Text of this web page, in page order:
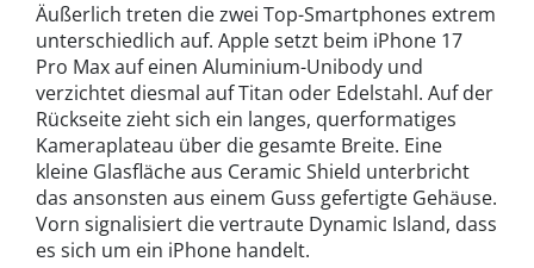
Äußerlich treten die zwei Top-Smartphones extrem
unterschiedlich auf. Apple setzt beim iPhone 17
Pro Max auf einen Aluminium-Unibody und
verzichtet diesmal auf Titan oder Edelstahl. Auf der
Rückseite zieht sich ein langes, querformatiges
Kameraplateau über die gesamte Breite. Eine
kleine Glasfläche aus Ceramic Shield unterbricht
das ansonsten aus einem Guss gefertigte Gehäuse.
Vorn signalisiert die vertraute Dynamic Island, dass
es sich um ein iPhone handelt.